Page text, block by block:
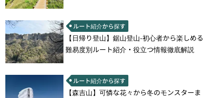
ルート紹介から探す
【日帰り登山】鋸山登山-初心者から楽しめる
難易度別ルート紹介・役立つ情報徹底解説
ルート紹介から探す
【森吉山】可憐な花々から冬のモンスターま